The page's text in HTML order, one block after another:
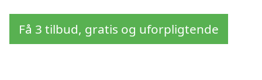
Få 3 tilbud, gratis og uforpligtende